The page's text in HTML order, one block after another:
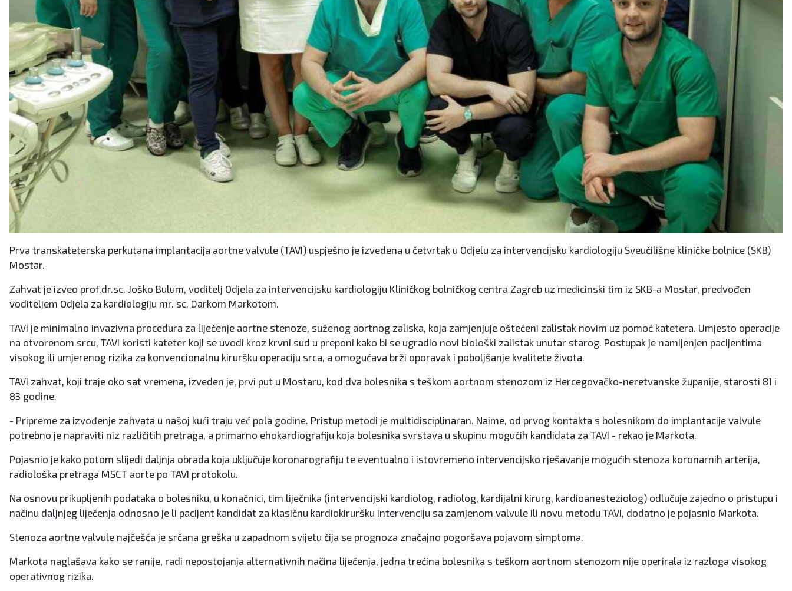
Prva transkateterska perkutana implantacija aortne valvule (TAVI) uspješno je izvedena u četvrtak u Odjelu za intervencijsku kardiologiju Sveučilišne kliničke bolnice (SKB)
Mostar.
Zahvat je izveo prof.dr.sc. Joško Bulum, voditelj Odjela za intervencijsku kardiologiju Kliničkog bolničkog centra Zagreb uz medicinski tim iz SKB-a Mostar, predvođen
voditeljem Odjela za kardiologiju mr. sc. Darkom Markotom.
TAVI je minimalno invazivna procedura za liječenje aortne stenoze, suženog aortnog zaliska, koja zamjenjuje oštećeni zalistak novim uz pomoć katetera. Umjesto operacije
na otvorenom srcu, TAVI koristi kateter koji se uvodi kroz krvni sud u preponi kako bi se ugradio novi biološki zalistak unutar starog. Postupak je namijenjen pacijentima
visokog ili umjerenog rizika za konvencionalnu kiruršku operaciju srca, a omogućava brži oporavak i poboljšanje kvalitete života.
TAVI zahvat, koji traje oko sat vremena, izveden je, prvi put u Mostaru, kod dva bolesnika s teškom aortnom stenozom iz Hercegovačko-neretvanske županije, starosti 81 i
83 godine.
- Pripreme za izvođenje zahvata u našoj kući traju već pola godine. Pristup metodi je multidisciplinaran. Naime, od prvog kontakta s bolesnikom do implantacije valvule
potrebno je napraviti niz različitih pretraga, a primarno ehokardiografiju koja bolesnika svrstava u skupinu mogućih kandidata za TAVI - rekao je Markota.
Pojasnio je kako potom slijedi daljnja obrada koja uključuje koronarografiju te eventualno i istovremeno intervencijsko rješavanje mogućih stenoza koronarnih arterija,
radiološka pretraga MSCT aorte po TAVI protokolu.
Na osnovu prikupljenih podataka o bolesniku, u konačnici, tim liječnika (intervencijski kardiolog, radiolog, kardijalni kirurg, kardioanesteziolog) odlučuje zajedno o pristupu i
načinu daljnjeg liječenja odnosno je li pacijent kandidat za klasičnu kardiokiruršku intervenciju sa zamjenom valvule ili novu metodu TAVI, dodatno je pojasnio Markota.
Stenoza aortne valvule najčešća je srčana greška u zapadnom svijetu čija se prognoza značajno pogoršava pojavom simptoma.
Markota naglašava kako se ranije, radi nepostojanja alternativnih načina liječenja, jedna trećina bolesnika s teškom aortnom stenozom nije operirala iz razloga visokog
operativnog rizika.